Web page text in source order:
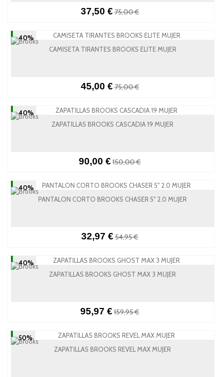
37,50 €75,00 €
-40%
CAMISETA TIRANTES BROOKS ELITE MUJER
45,00 €75,00 €
-40%
ZAPATILLAS BROOKS CASCADIA 19 MUJER
90,00 € 150,00 €
-40%
PANTALON CORTO BROOKS CHASER 5" 2.0 MUJER
32,97 € 54,95 €
-40%
ZAPATILLAS BROOKS GHOST MAX 3 MUJER
95,97 € 159,95 €
-50%
ZAPATILLAS BROOKS REVEL MAX MUJER